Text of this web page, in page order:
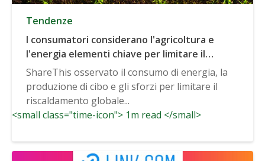
Tendenze
I consumatori considerano l'agricoltura e
l'energia elementi chiave per limitare il
cambiamento climatico
ShareThis osservato il consumo di energia, la
produzione di cibo e gli sforzi per limitare il
riscaldamento globale...
<small class="time-icon"> 1m read </small>